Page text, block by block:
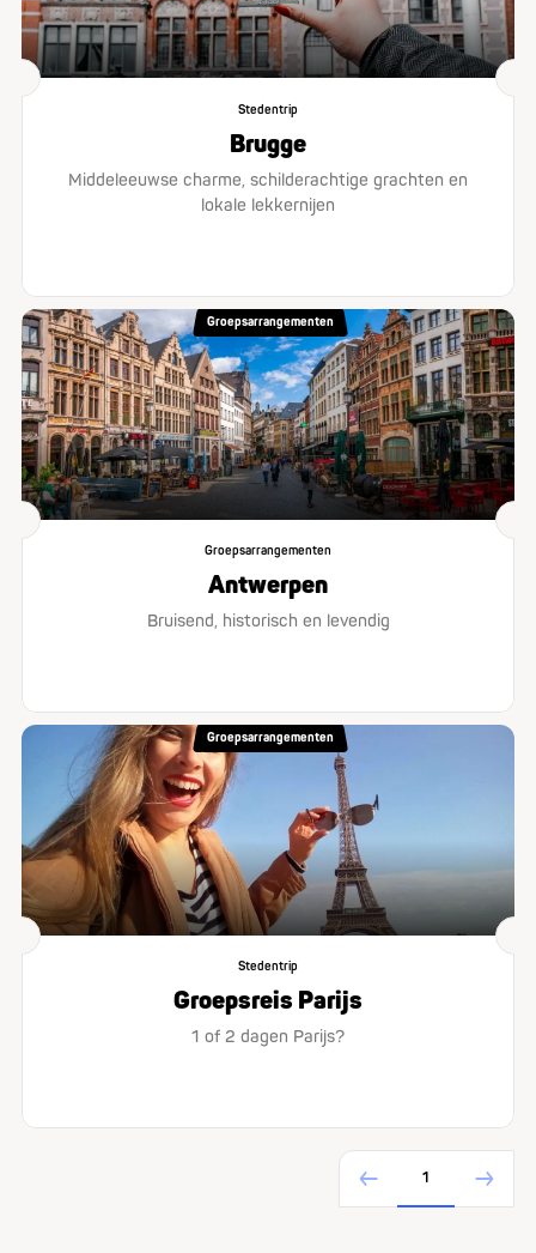
Stedentrip
Brugge
Middeleeuwse charme, schilderachtige grachten en
lokale lekkernijen
Groepsarrangementen
Groepsarrangementen
Antwerpen
Bruisend, historisch en levendig
Groepsarrangementen
Stedentrip
Groepsreis Parijs
1 of 2 dagen Parijs?
1